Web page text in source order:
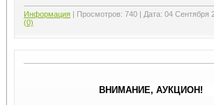
Информация| Просмотров: 740| Дата: 04 Сентября
(0)
ВНИМАНИЕ, АУКЦИОН!